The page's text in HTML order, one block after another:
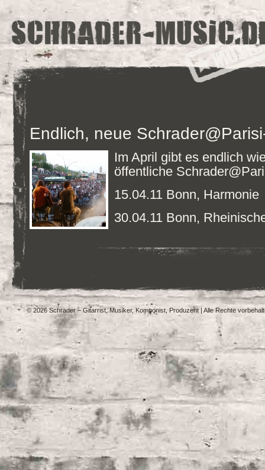
Endlich, neue
Im April gibt es endlich
öffentliche
15.04.11 Bonn, Harmonie
30.04.11 Bonn,
© 2026 Schrader – Gitarrist, Musiker, Komponist, Produzent | Alle Rechte